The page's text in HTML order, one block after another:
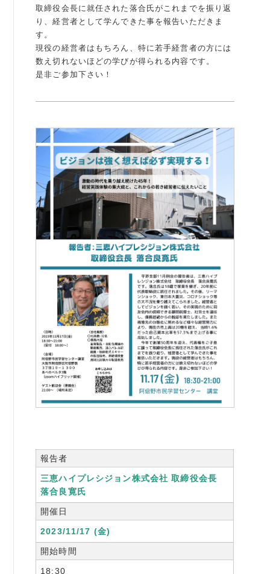
キャリア教育
例会案内・活動報告
よくある質問
事務局
事務局のご案内
コンテンツ
06-6944-1251
取締役会長に就任された落合氏がこれまでを振り返
り、経営者として学んできた事を報告いただきま
す。
現役の経営者はもちろん、特に若手経営者の方には
数え切れないほどの学びが得られる内容です。
是非ご参加下さい！
報告者
三恵ハイプレシジョン株式会社 取締役会長
落合良寛氏
開催日
2023/11/17 (金)
開始時間
18:30